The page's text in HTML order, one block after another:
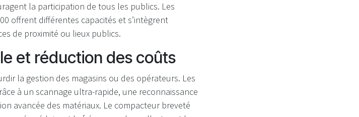
la participation de tous les publics. Les
offrent différentes capacités et s’intègrent
de proximité ou lieux publics.
et réduction des coûts
la gestion des magasins ou des opérateurs. Les
à un scannage ultra-rapide, une reconnaissance
avancée des matériaux. Le compacteur breveté